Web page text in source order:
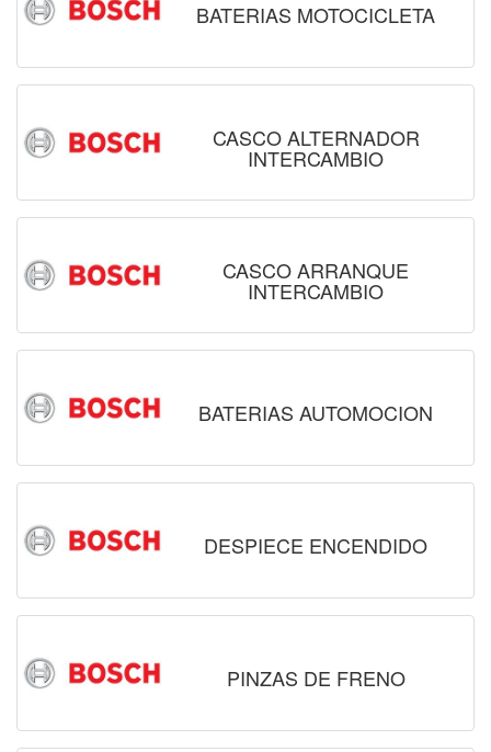
BATERIAS MOTOCICLETA
CASCO ALTERNADOR
INTERCAMBIO
CASCO ARRANQUE
INTERCAMBIO
BATERIAS AUTOMOCION
DESPIECE ENCENDIDO
PINZAS DE FRENO